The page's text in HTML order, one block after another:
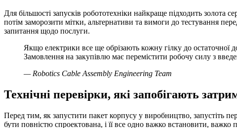
Для більшості запусків робототехніки найкраще підходить золота
потім заморозити мітки, альтернативи та вимоги до тестування
запитання щодо послуги.
Якщо електрики все ще обрізають кожну гілку до
Замовлення на закупівлю має перемістити робочу силу з
— Robotics Cable Assembly Engineering Team
Технічні перевірки, які запобігають
Перед тим, як запустити пакет корпусу у виробництво, запустіть
бути повністю спроектована, і її все одно важко встановити,